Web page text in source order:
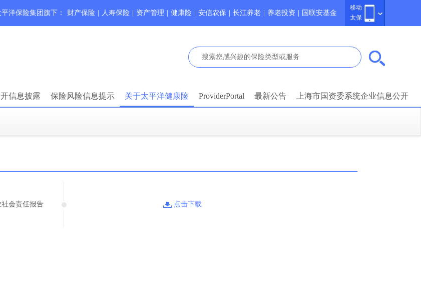
移动
太保
平洋保险集团旗下： 财产保险 人寿保险 资产管理 健康险 安信农保 长江养老 养老投资 国联安基金
信息披露 保险风险信息提示 关于太平洋健康险 ProviderPortal 最新公告 上海市国资委系统企业信息公开
社会责任报告 点击下载